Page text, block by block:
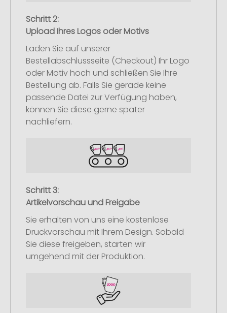
Schritt 2:
Upload Ihres Logos oder Motivs
Laden Sie auf unserer
Bestellabschlussseite (Checkout) Ihr Logo
oder Motiv hoch und schließen Sie Ihre
Bestellung ab. Falls Sie gerade keine
passende Datei zur Verfügung haben,
können Sie diese gerne später
nachliefern.
Schritt 3:
Artikelvorschau und Freigabe
Sie erhalten von uns eine kostenlose
Druckvorschau mit Ihrem Design. Sobald
Sie diese freigeben, starten wir
umgehend mit der Produktion.